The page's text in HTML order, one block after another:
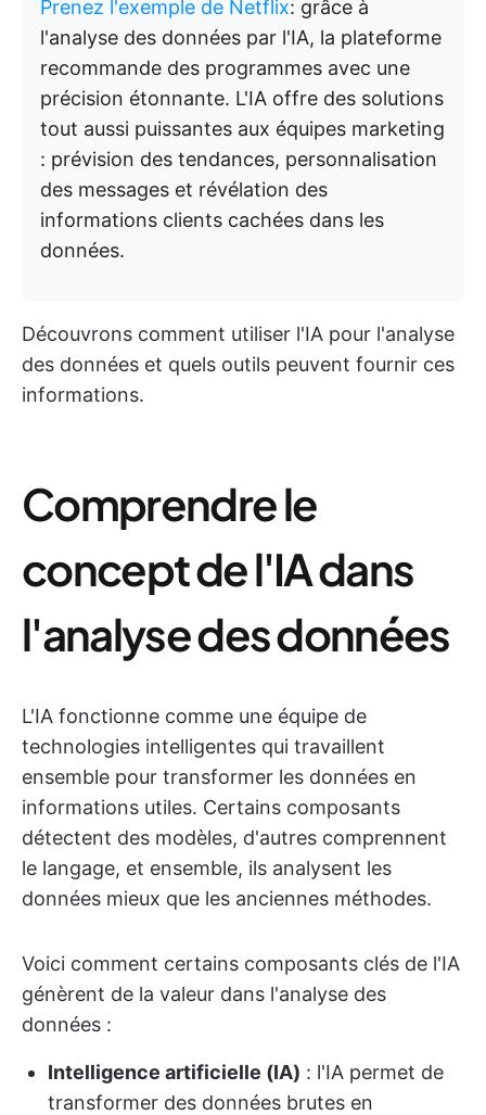
Prenez l'exemple de Netflix: grâce à
l'analyse des données par l'IA, la plateforme
recommande des programmes avec une
précision étonnante. L'IA offre des solutions
tout aussi puissantes aux équipes marketing
: prévision des tendances, personnalisation
des messages et révélation des
informations clients cachées dans les
données.
Découvrons comment utiliser l'IA pour l'analyse
des données et quels outils peuvent fournir ces
informations.
Comprendre le
concept de l'IA dans
l'analyse des données
L'IA fonctionne comme une équipe de
technologies intelligentes qui travaillent
ensemble pour transformer les données en
informations utiles. Certains composants
détectent des modèles, d'autres comprennent
le langage, et ensemble, ils analysent les
données mieux que les anciennes méthodes.
Voici comment certains composants clés de l'IA
génèrent de la valeur dans l'analyse des
données :
Intelligence artificielle (IA) : l'IA permet de
transformer des données brutes en